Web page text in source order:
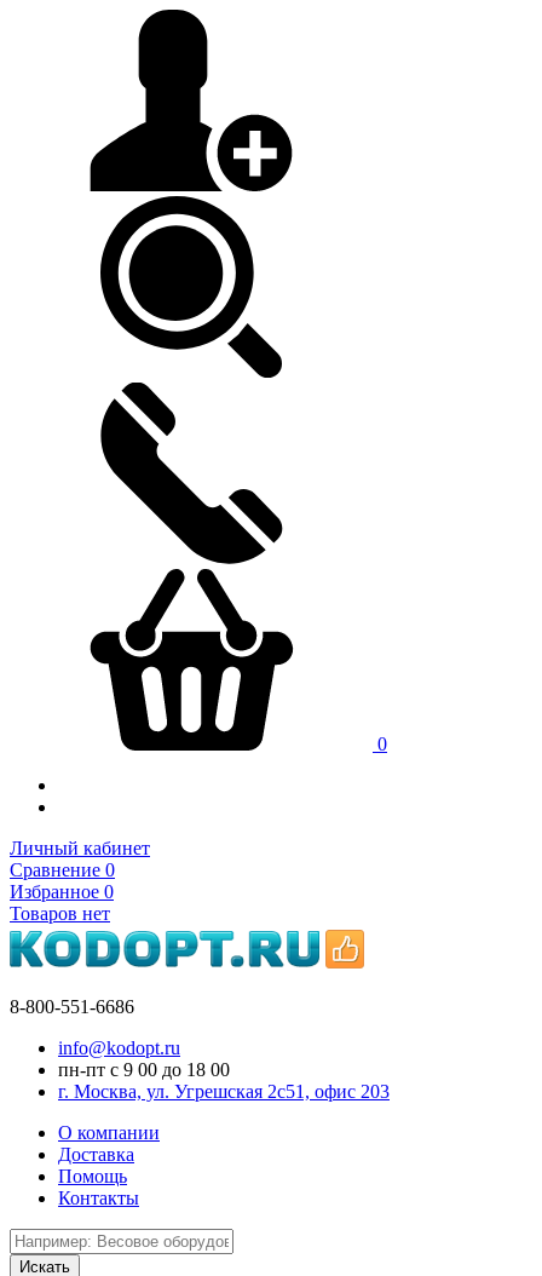
0
Личный кабинет
Сравнение 0
Избранное 0
Товаров нет
8-800-551-6686
info@kodopt.ru
пн-пт с 9 00 до 18 00
г. Москва, ул. Угрешская 2с51, офис 203
О компании
Доставка
Помощь
Контакты